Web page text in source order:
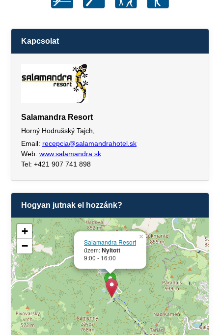
Kapcsolat
Salamandra Resort
Horný Hodrušský Tajch,
Email: recepcia@salamandrahotel.sk
Web: www.salamandra.sk
Tel: +421 907 741 898
Hogyan jutnak el hozzánk?
Salamandra Resort
űzem:Nyitott
9:00 - 16:00
×
+
−